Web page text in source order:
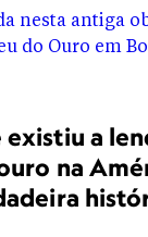
existiu a
na